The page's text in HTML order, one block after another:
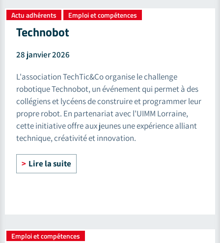
Actu adhérents Emploi et compétences
Technobot
28 janvier 2026
L'association TechTic&Co organise le challenge
robotique Technobot, un événement qui permet à des
collégiens et lycéens de construire et programmer leur
propre robot. En partenariat avec l'UIMM Lorraine,
cette initiative offre aux jeunes une expérience alliant
technique, créativité et innovation.
Lire la suite
Emploi et compétences